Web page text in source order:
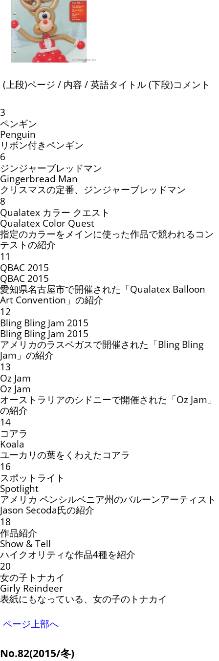
(上段)ページ / 内容 / 英語タイトル (下段)コメント
3
ペンギン
Penguin
リボン付きペンギン
6
ジンジャーブレッドマン
Gingerbread Man
クリスマスの定番、ジンジャーブレッドマン
8
Qualatex カラー クエスト
Qualatex Color Quest
指定のカラーをメインに使った作品で競われるコン
テストの紹介
11
QBAC 2015
QBAC 2015
愛知県名古屋市で開催された「Qualatex Balloon
Art Convention」の紹介
12
Bling Bling Jam 2015
Bling Bling Jam 2015
アメリカのラスベガスで開催された「Bling Bling
Jam」の紹介
13
Oz Jam
Oz Jam
オーストラリアのシドニーで開催された「Oz Jam」
の紹介
14
コアラ
Koala
ユーカリの葉をくわえたコアラ
16
スポットライト
Spotlight
アメリカ ペンシルベニア州のバルーンアーティスト
Jason Secoda氏の紹介
18
作品紹介
Show & Tell
ハイクオリティな作品4種を紹介
20
女の子トナカイ
Girly Reindeer
表紙にもなっている、女の子のトナカイ
ページ上部へ
No.82(2015/冬)